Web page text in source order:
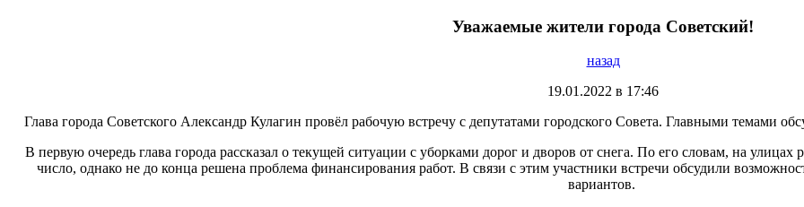
Уважаемые жители города Советский!
назад
19.01.2022 в 17:46
Глава города Советского Александр Кулагин провёл рабочую встречу с депутатами городского Совета. Главными темами
В первую очередь глава города рассказал о текущей ситуации с уборками дорог и дворов от снега. По его словам, на
число, однако не до конца решена проблема финансирования работ. В связи с этим участники встречи обсудили
вариантов.